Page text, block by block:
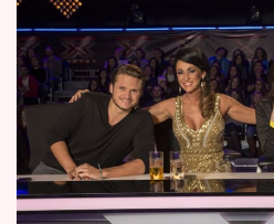
Celebrity
Vztahy
Seriály
Horoskopy